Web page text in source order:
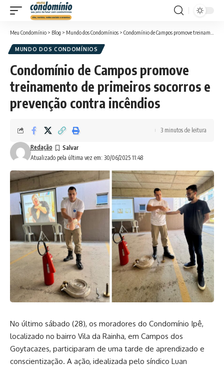
Meu Condomínio > Blog > Mundo dos Condomínios > Condomínio de Campos promove treinamento de primeiros socorros e prevenção contra incêndios
MUNDO DOS CONDOMÍNIOS
Condomínio de Campos promove
treinamento de primeiros socorros e
prevenção contra incêndios
Atualizado pela última vez em: 30/06/2025 11:48
Redação
3 minutos de leitura
No último sábado (28), os moradores do Condomínio Ipê,
localizado no bairro Vila da Rainha, em Campos dos
Goytacazes, participaram de uma tarde de aprendizado e
conscientização. A ação, idealizada pelo síndico Luan